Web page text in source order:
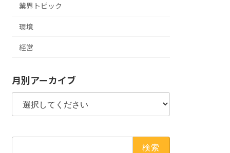
業界トピック
環境
経営
月別アーカイブ